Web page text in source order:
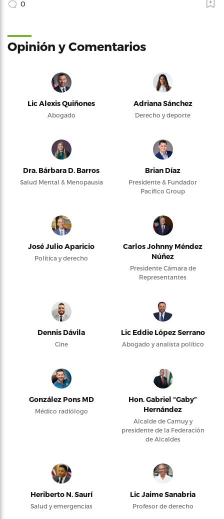
0
Opinión y Comentarios
Lic Alexis Quiñones
Abogado
Adriana Sánchez
Derecho y deporte
Dra. Bárbara D. Barros
Salud Mental & Menopausia
Brian Díaz
Presidente & Fundador
Pacifico Group
José Julio Aparicio
Política y derecho
Carlos Johnny Méndez
Núñez
Presidente Cámara de
Representantes
Dennis Dávila
Cine
Lic Eddie López Serrano
Abogado y analista político
González Pons MD
Médico radiólogo
Hon. Gabriel “Gaby”
Hernández
Alcalde de Camuy y
presidente de la Federación
de Alcaldes
Heriberto N. Saurí
Salud y emergencias
Lic Jaime Sanabria
Profesor de derecho